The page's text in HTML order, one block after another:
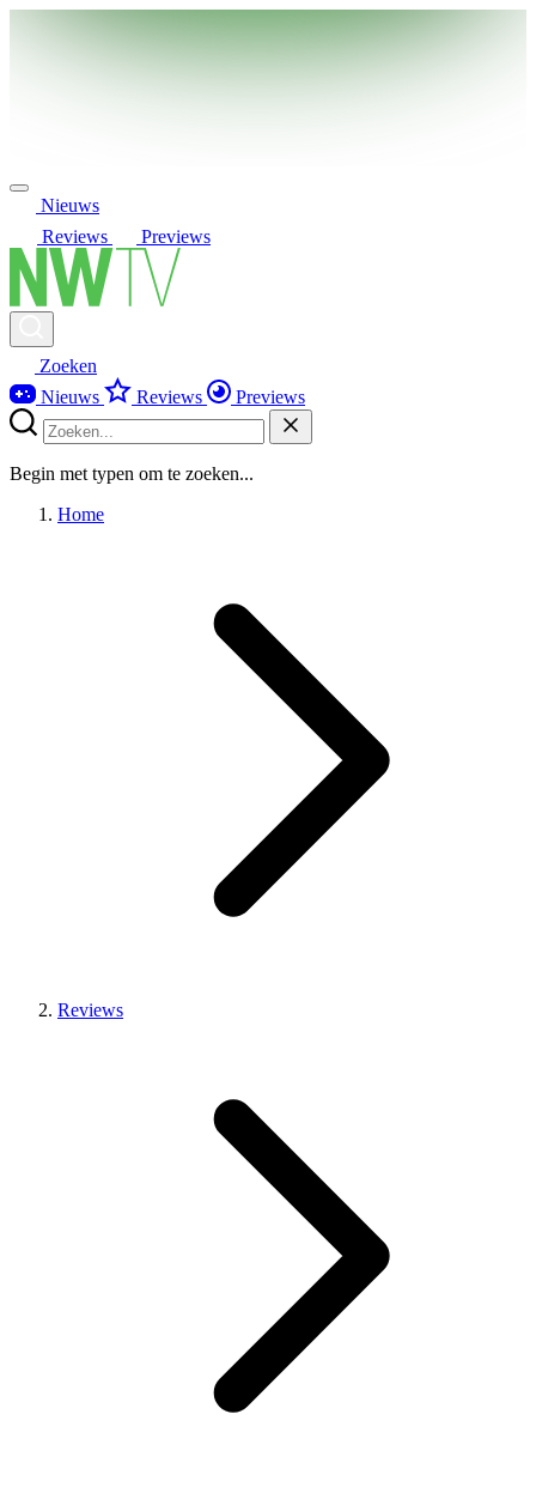
Nieuws
Reviews
Previews
Zoeken
Nieuws
Reviews Previews
Begin met typen om te zoeken...
Home
Reviews